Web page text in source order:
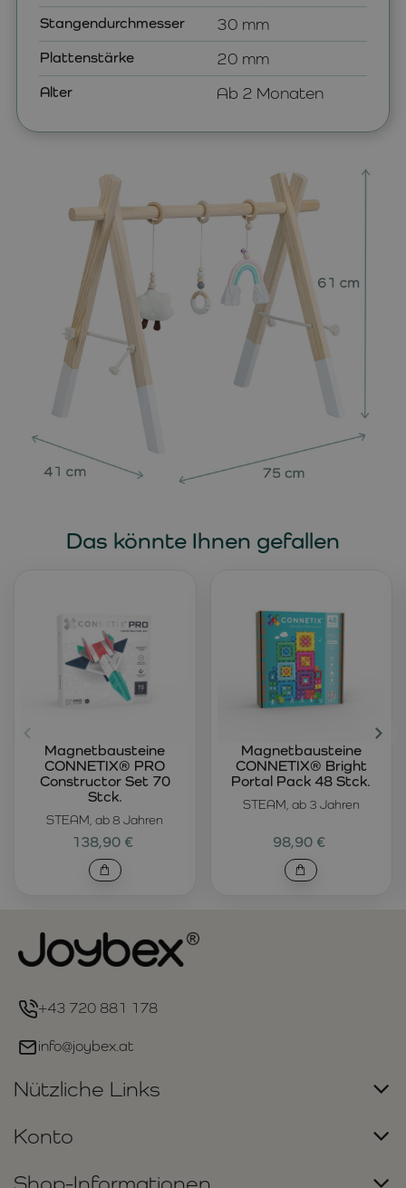
Stangendurchmesser 30 mm
Plattenstärke 20 mm
Alter Ab 2 Monaten
Das könnte Ihnen gefallen
STEAM, ab 8 Jahren
Magnetbausteine
CONNETIX® PRO
Constructor Set 70
Stck.
138,90 €
STEAM, ab 3 Jahren
Magnetbausteine
CONNETIX® Bright
Portal Pack 48 Stck.
98,90 €
+43 720 881 178
info@joybex.at
Nützliche Links
Konto
Shop-Informationen